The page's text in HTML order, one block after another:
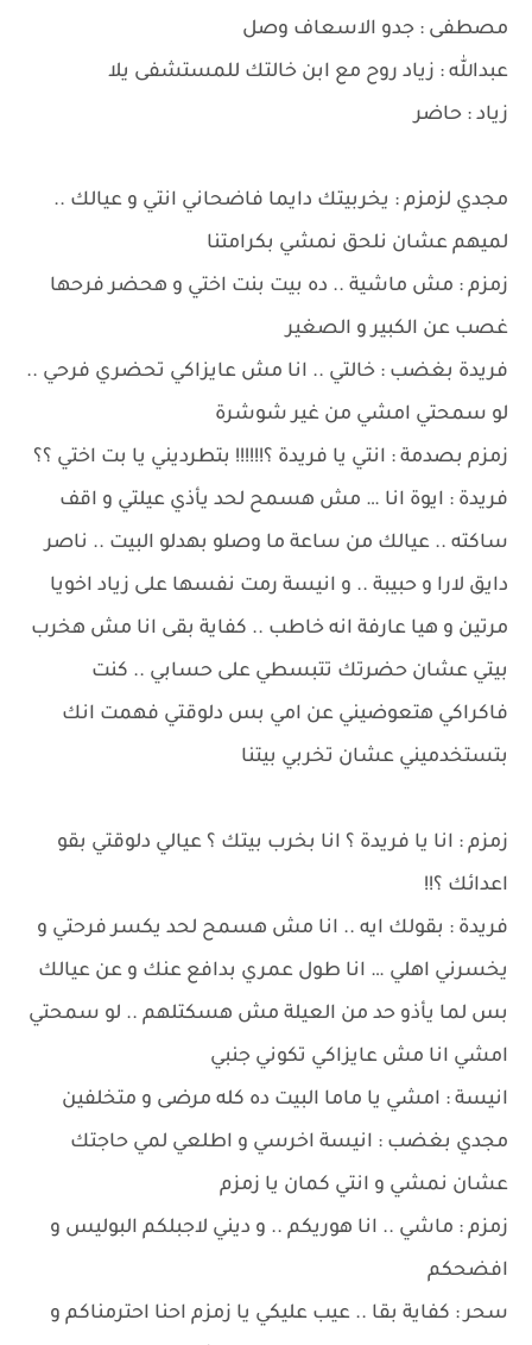
مصطفى : جدو الاسعاف وصل
عبدالله : زياد روح مع ابن خالتك للمستشفى يلا
زياد : حاضر
مجدي لزمزم : يخربيتك دايما فاضحاني انتي و عيالك ..
لميهم عشان نلحق نمشي بكرامتنا
زمزم : مش ماشية .. ده بيت بنت اختي و هحضر فرحها
غصب عن الكبير و الصغير
فريدة بغضب : خالتي .. انا مش عايزاكي تحضري فرحي ..
لو سمحتي امشي من غير شوشرة
زمزم بصدمة : انتي يا فريدة ؟!!!!!! بتطرديني يا بت اختي ؟؟
فريدة : ايوة انا … مش هسمح لحد يأذي عيلتي و اقف
ساكته .. عيالك من ساعة ما وصلو بهدلو البيت .. ناصر
دايق لارا و حبيبة .. و انيسة رمت نفسها على زياد اخويا
مرتين و هيا عارفة انه خاطب .. كفاية بقى انا مش هخرب
بيتي عشان حضرتك تتبسطي على حسابي .. كنت
فاكراكي هتعوضيني عن امي بس دلوقتي فهمت انك
بتستخدميني عشان تخربي بيتنا
زمزم : انا يا فريدة ؟ انا بخرب بيتك ؟ عيالي دلوقتي بقو
اعدائك ؟!!
فريدة : بقولك ايه .. انا مش هسمح لحد يكسر فرحتي و
يخسرني اهلي … انا طول عمري بدافع عنك و عن عيالك
بس لما يأذو حد من العيلة مش هسكتلهم .. لو سمحتي
امشي انا مش عايزاكي تكوني جنبي
انيسة : امشي يا ماما البيت ده كله مرضى و متخلفين
مجدي بغضب : انيسة اخرسي و اطلعي لمي حاجتك
عشان نمشي و انتي كمان يا زمزم
زمزم : ماشي .. انا هوريكم .. و ديني لاجبلكم البوليس و
افضحكم
سحر : كفاية بقا .. عيب عليكي يا زمزم احنا احترمناكم و